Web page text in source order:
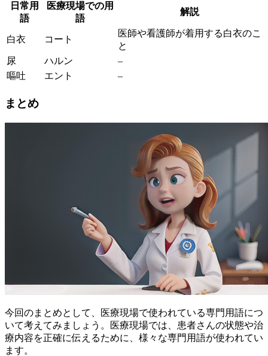
日常用
語
医療現場での用
語
解説
白衣 コート
医師や看護師が着用する白衣のこ
と
尿
ハルン
–
嘔吐
エント –
まとめ
今回のまとめとして、医療現場で使われている専門用語につ
いて考えてみましょう。医療現場では、患者さんの状態や治
療内容を正確に伝えるために、様々な専門用語が使われてい
ます。